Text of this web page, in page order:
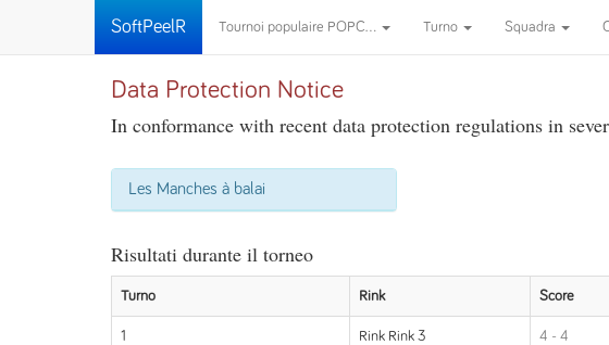
SoftPeelR Tournoi populaire POPC... Turno Squadra
Data Protection Notice
In conformance with recent data protection regulations in
Les Manches à balai
Risultati durante il torneo
Turno Rink Score
1 Rink Rink 3 4 - 4